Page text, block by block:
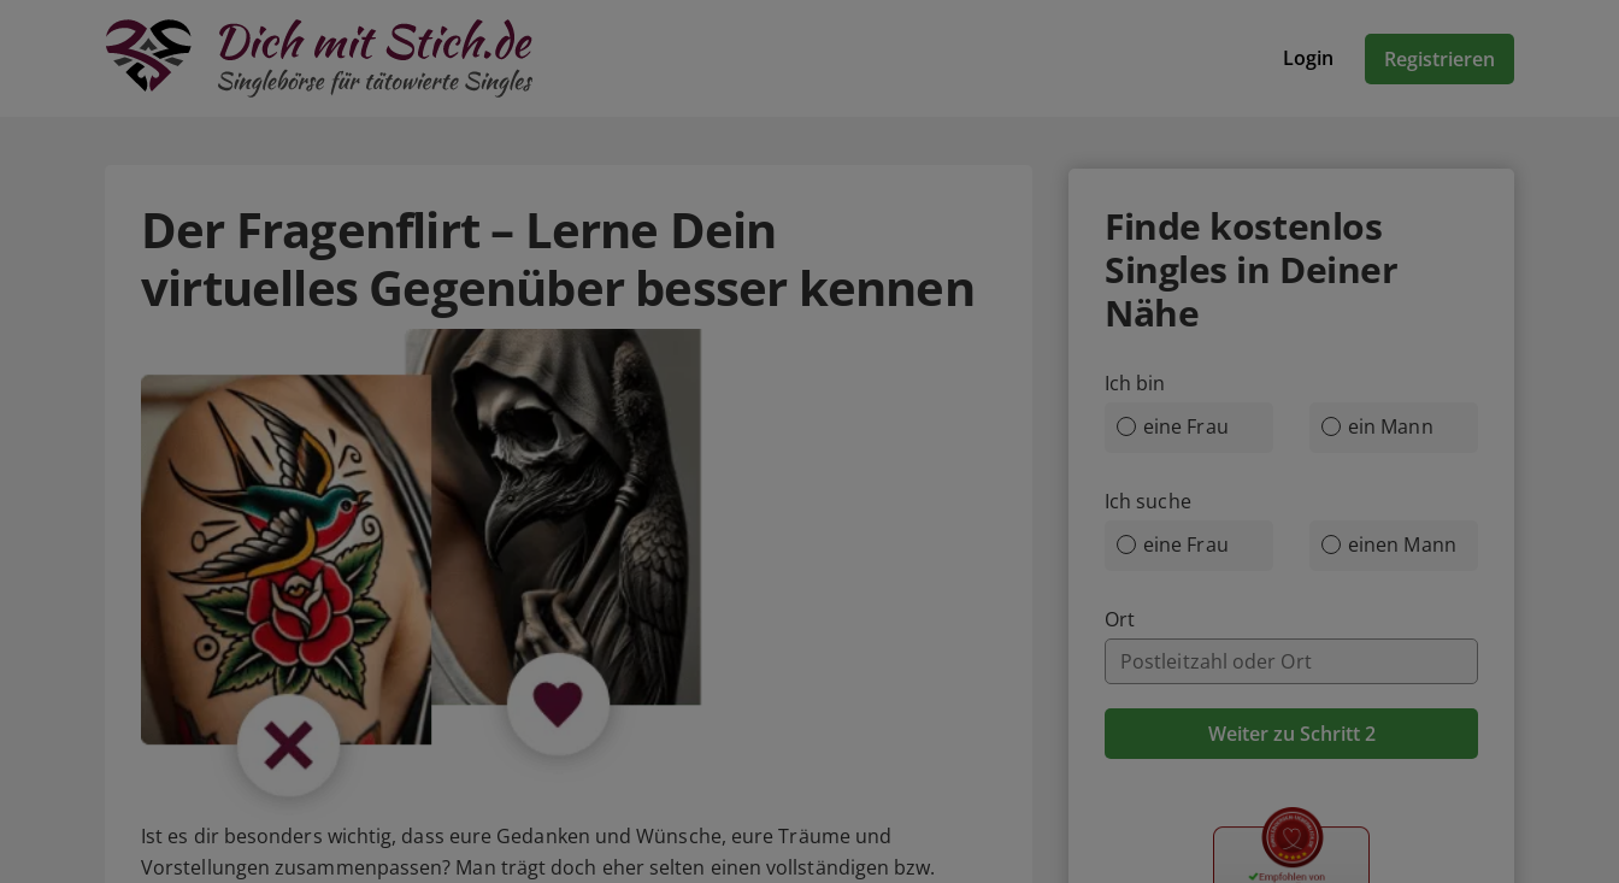
Login Registrieren
Der Fragenflirt – Lerne Dein
virtuelles Gegenüber besser kennen
Ist es dir besonders wichtig, dass eure Gedanken und Wünsche, eure Träume und
Vorstellungen zusammenpassen? Man trägt doch eher selten einen vollständigen bzw.
Finde kostenlos
Singles in Deiner
Nähe
Ich bin
eine Frau
ein Mann
Ich suche
eine Frau
einen Mann
Ort
Weiter zu Schritt 2